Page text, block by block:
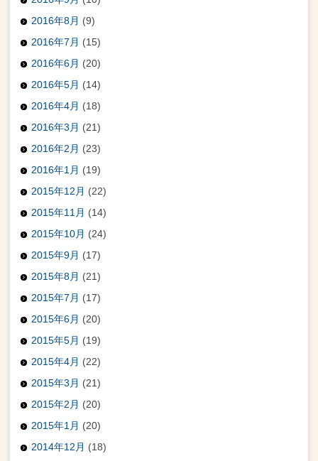
2016年8月 (9)
2016年7月 (15)
2016年6月 (20)
2016年5月 (14)
2016年4月 (18)
2016年3月 (21)
2016年2月 (23)
2016年1月 (19)
2015年12月 (22)
2015年11月 (14)
2015年10月 (24)
2015年9月 (17)
2015年8月 (21)
2015年7月 (17)
2015年6月 (20)
2015年5月 (19)
2015年4月 (22)
2015年3月 (21)
2015年2月 (20)
2015年1月 (20)
2014年12月 (18)